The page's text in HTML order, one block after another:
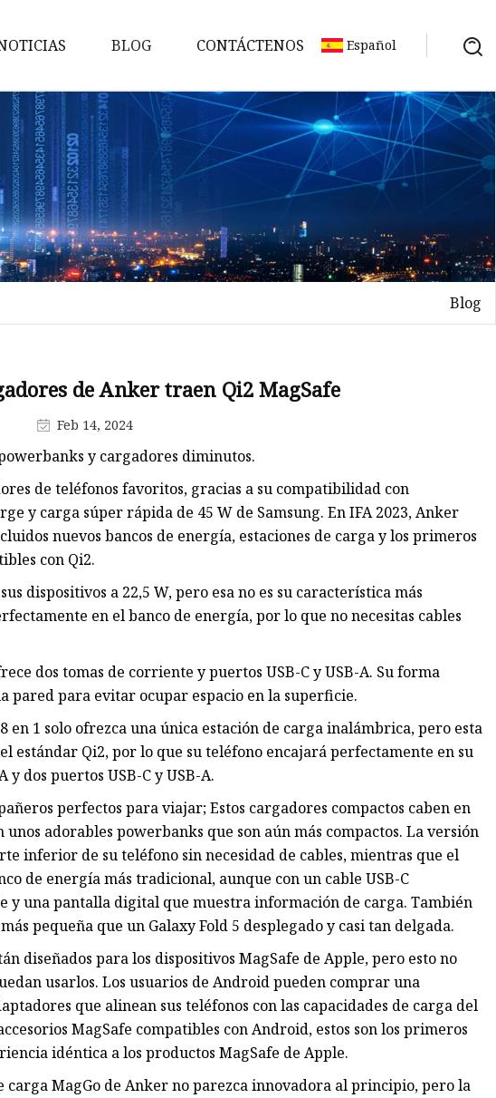
BLOG CONTÁCTENOS Español
Blog
de Anker traen Qi2 MagSafe
Feb 14, 2024
y cargadores diminutos.
de teléfonos favoritos, gracias a su compatibilidad con
y carga súper rápida de 45 W de Samsung. En IFA 2023, Anker
nuevos bancos de energía, estaciones de carga y los primeros
con Qi2.
dispositivos a 22,5 W, pero esa no es su característica más
en el banco de energía, por lo que no necesitas cables
dos tomas de corriente y puertos USB-C y USB-A. Su forma
pared para evitar ocupar espacio en la superficie.
en 1 solo ofrezca una única estación de carga inalámbrica, pero esta
estándar Qi2, por lo que su teléfono encajará perfectamente en su
dos puertos USB-C y USB-A.
perfectos para viajar; Estos cargadores compactos caben en
adorables powerbanks que son aún más compactos. La versión
inferior de su teléfono sin necesidad de cables, mientras que el
de energía más tradicional, aunque con un cable USB-C
y una pantalla digital que muestra información de carga. También
pequeña que un Galaxy Fold 5 desplegado y casi tan delgada.
diseñados para los dispositivos MagSafe de Apple, pero esto no
usarlos. Los usuarios de Android pueden comprar una
que alinean sus teléfonos con las capacidades de carga del
MagSafe compatibles con Android, estos son los primeros
idéntica a los productos MagSafe de Apple.
carga MagGo de Anker no parezca innovadora al principio, pero la